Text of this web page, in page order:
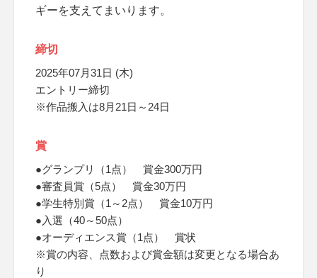
ギーを支えてまいります。
締切
2025年07月31日 (木)
エントリー締切
※作品搬入は8月21日～24日
賞
●グランプリ（1点） 賞金300万円
●審査員賞（5点） 賞金30万円
●学生特別賞（1～2点） 賞金10万円
●入選（40～50点）
●オーディエンス賞（1点） 賞状
※賞の内容、点数および賞金額は変更となる場合あ
り